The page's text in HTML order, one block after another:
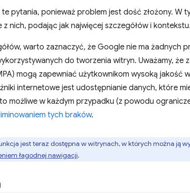
pytania, ponieważ problem jest dość złożony. W
nich, podając jak najwięcej szczegółów i kontekstu.
warto zaznaczyć, że Google nie ma żadnych
do tworzenia witryn. Uważamy, że
mogą zapewniać użytkownikom wysoką jakość
internetowe jest udostępnianie danych, które
możliwe w każdym przypadku (z powodu
tych braków.
jest teraz dostępna w witrynach, w których można ją
łagodnej nawigacji.